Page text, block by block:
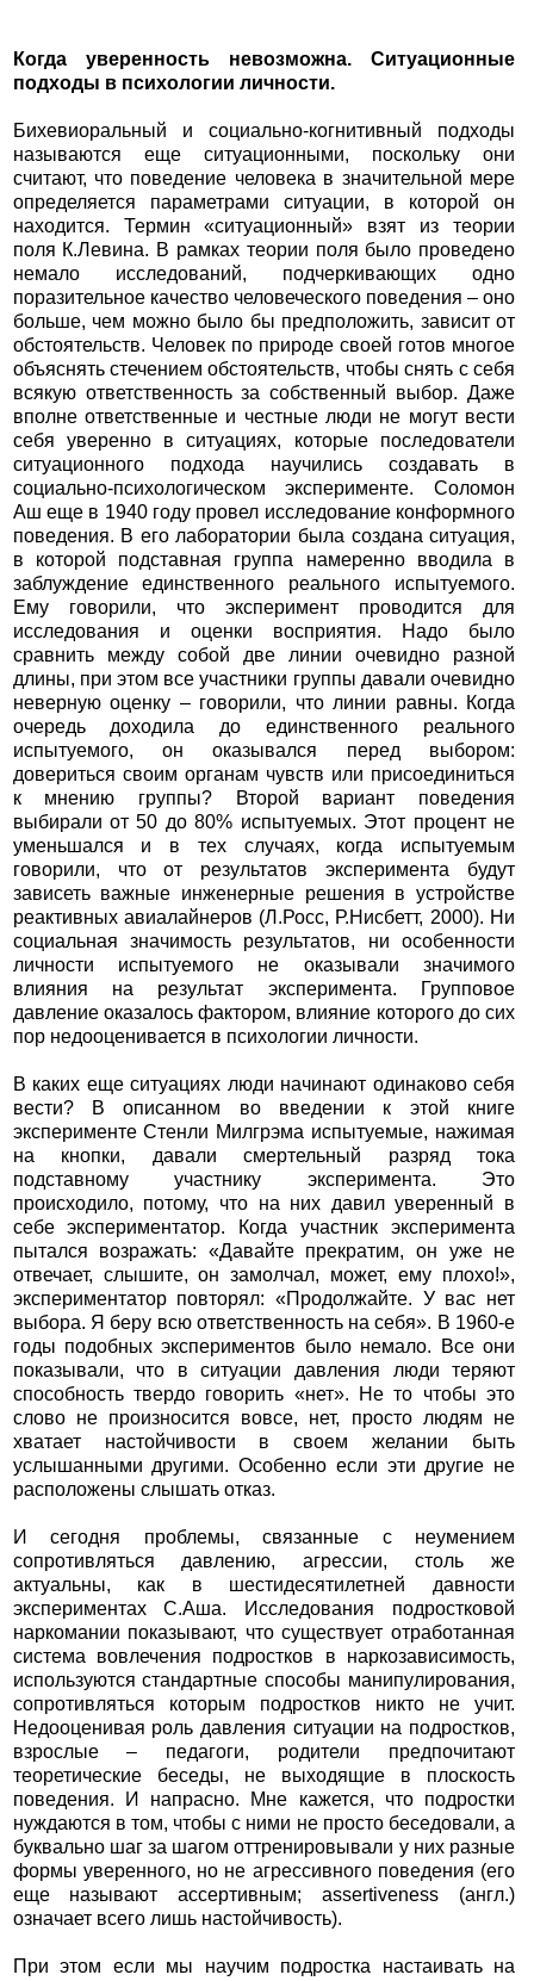
Когда уверенность невозможна. Ситуационные
подходы в психологии личности.
Бихевиоральный и социально-когнитивный подходы
называются еще ситуационными, поскольку они
считают, что поведение человека в значительной мере
определяется параметрами ситуации, в которой он
находится. Термин «ситуационный» взят из теории
поля К.Левина. В рамках теории поля было проведено
немало исследований, подчеркивающих одно
поразительное качество человеческого поведения – оно
больше, чем можно было бы предположить, зависит от
обстоятельств. Человек по природе своей готов многое
объяснять стечением обстоятельств, чтобы снять с себя
всякую ответственность за собственный выбор. Даже
вполне ответственные и честные люди не могут вести
себя уверенно в ситуациях, которые последователи
ситуационного подхода научились создавать в
социально-психологическом эксперименте. Соломон
Аш еще в 1940 году провел исследование конформного
поведения. В его лаборатории была создана ситуация,
в которой подставная группа намеренно вводила в
заблуждение единственного реального испытуемого.
Ему говорили, что эксперимент проводится для
исследования и оценки восприятия. Надо было
сравнить между собой две линии очевидно разной
длины, при этом все участники группы давали очевидно
неверную оценку – говорили, что линии равны. Когда
очередь доходила до единственного реального
испытуемого, он оказывался перед выбором:
довериться своим органам чувств или присоединиться
к мнению группы? Второй вариант поведения
выбирали от 50 до 80% испытуемых. Этот процент не
уменьшался и в тех случаях, когда испытуемым
говорили, что от результатов эксперимента будут
зависеть важные инженерные решения в устройстве
реактивных авиалайнеров (Л.Росс, Р.Нисбетт, 2000). Ни
социальная значимость результатов, ни особенности
личности испытуемого не оказывали значимого
влияния на результат эксперимента. Групповое
давление оказалось фактором, влияние которого до сих
пор недооценивается в психологии личности.
В каких еще ситуациях люди начинают одинаково себя
вести? В описанном во введении к этой книге
эксперименте Стенли Милгрэма испытуемые, нажимая
на кнопки, давали смертельный разряд тока
подставному участнику эксперимента. Это
происходило, потому, что на них давил уверенный в
себе экспериментатор. Когда участник эксперимента
пытался возражать: «Давайте прекратим, он уже не
отвечает, слышите, он замолчал, может, ему плохо!»,
экспериментатор повторял: «Продолжайте. У вас нет
выбора. Я беру всю ответственность на себя». В 1960-е
годы подобных экспериментов было немало. Все они
показывали, что в ситуации давления люди теряют
способность твердо говорить «нет». Не то чтобы это
слово не произносится вовсе, нет, просто людям не
хватает настойчивости в своем желании быть
услышанными другими. Особенно если эти другие не
расположены слышать отказ.
И сегодня проблемы, связанные с неумением
сопротивляться давлению, агрессии, столь же
актуальны, как в шестидесятилетней давности
экспериментах С.Аша. Исследования подростковой
наркомании показывают, что существует отработанная
система вовлечения подростков в наркозависимость,
используются стандартные способы манипулирования,
сопротивляться которым подростков никто не учит.
Недооценивая роль давления ситуации на подростков,
взрослые – педагоги, родители предпочитают
теоретические беседы, не выходящие в плоскость
поведения. И напрасно. Мне кажется, что подростки
нуждаются в том, чтобы с ними не просто беседовали, а
буквально шаг за шагом оттренировывали у них разные
формы уверенного, но не агрессивного поведения (его
еще называют ассертивным; аssertiveness (англ.)
означает всего лишь настойчивость).
При этом если мы научим подростка настаивать на